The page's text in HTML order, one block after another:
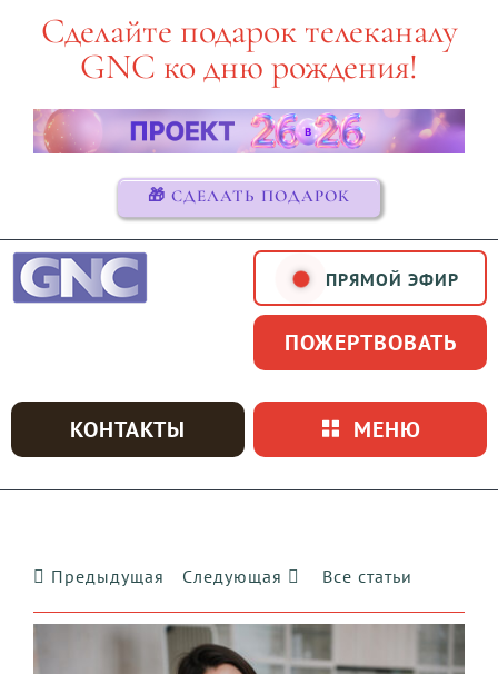
Сделайте подарок телеканалу
GNC ко дню рождения!
🎁 СДЕЛАТЬ ПОДАРОК
ПРЯМОЙ ЭФИР
ПОЖЕРТВОВАТЬ
КОНТАКТЫ МЕНЮ
Предыдущая Следующая Все статьи